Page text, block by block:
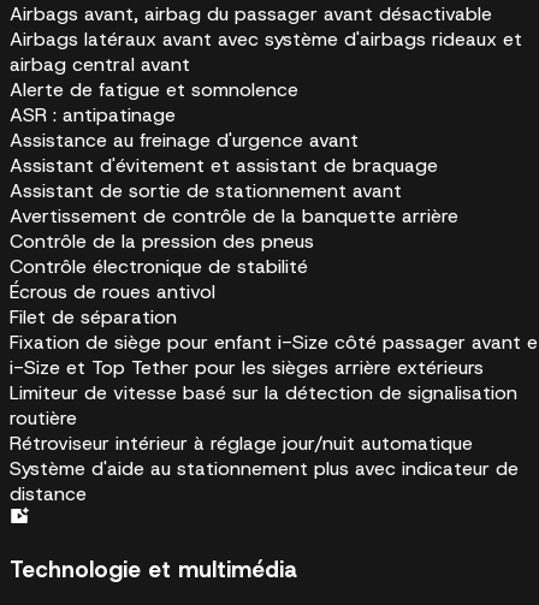
Airbags avant, airbag du passager avant désactivable
Airbags latéraux avant avec système d'airbags rideaux et
airbag central avant
Alerte de fatigue et somnolence
ASR : antipatinage
Assistance au freinage d'urgence avant
Assistant d'évitement et assistant de braquage
Assistant de sortie de stationnement avant
Avertissement de contrôle de la banquette arrière
Contrôle de la pression des pneus
Contrôle électronique de stabilité
Écrous de roues antivol
Filet de séparation
Fixation de siège pour enfant i-Size côté passager avant
i-Size et Top Tether pour les sièges arrière extérieurs
Limiteur de vitesse basé sur la détection de signalisation
routière
Rétroviseur intérieur à réglage jour/nuit automatique
Système d'aide au stationnement plus avec indicateur de
distance
Technologie et multimédia